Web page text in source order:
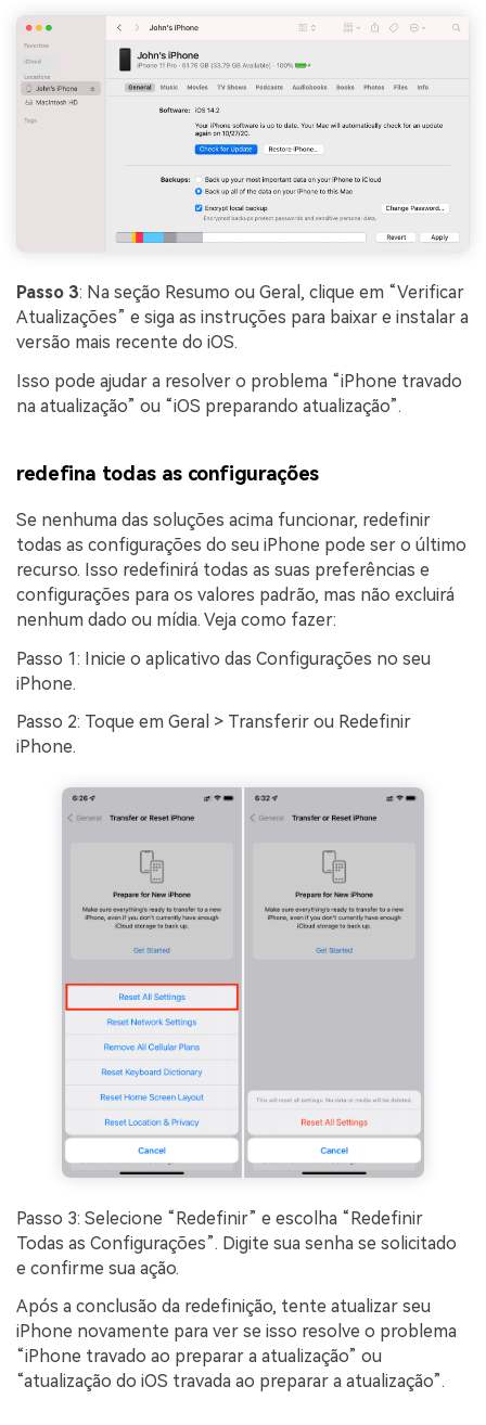
Passo 3: Na seção Resumo ou Geral, clique em “Verificar
Atualizações” e siga as instruções para baixar e instalar a
versão mais recente do iOS.
Isso pode ajudar a resolver o problema “iPhone travado
na atualização” ou “iOS preparando atualização”.
redefina todas as configurações
Se nenhuma das soluções acima funcionar, redefinir
todas as configurações do seu iPhone pode ser o último
recurso. Isso redefinirá todas as suas preferências e
configurações para os valores padrão, mas não excluirá
nenhum dado ou mídia. Veja como fazer:
Passo 1: Inicie o aplicativo das Configurações no seu
iPhone.
Passo 2: Toque em Geral > Transferir ou Redefinir
iPhone.
Passo 3: Selecione “Redefinir” e escolha “Redefinir
Todas as Configurações”. Digite sua senha se solicitado
e confirme sua ação.
Após a conclusão da redefinição, tente atualizar seu
iPhone novamente para ver se isso resolve o problema
“iPhone travado ao preparar a atualização” ou
“atualização do iOS travada ao preparar a atualização”.